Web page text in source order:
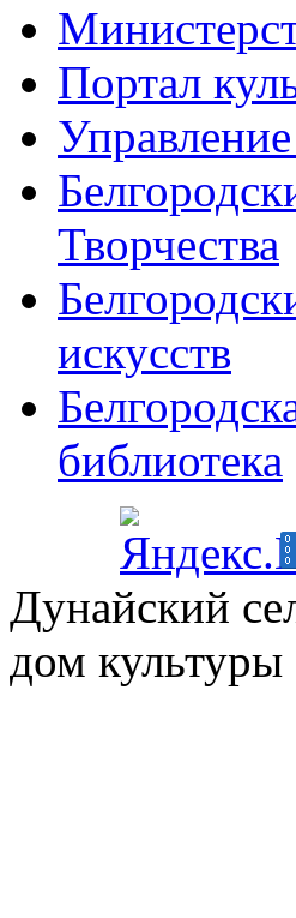
Портал
Творчества
искусств
библиотека
Дунайский
дом культуры